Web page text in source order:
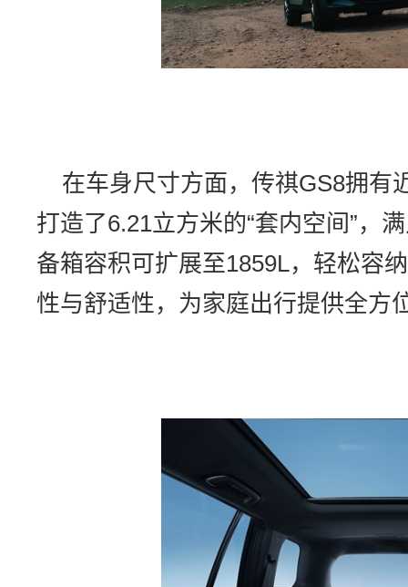
在车身尺寸方面，传祺GS8拥有
打造了6.21立方米的“套内空间”，
备箱容积可扩展至1859L，轻松容
性与舒适性，为家庭出行提供全方